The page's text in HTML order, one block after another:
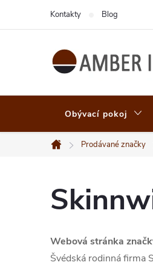
Kontakty Blog
Obývací pokoj
Domů
Prodávané značky
Webová stránka
Švédská rodinná firma